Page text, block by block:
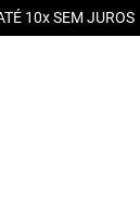
10x SEM JUROS